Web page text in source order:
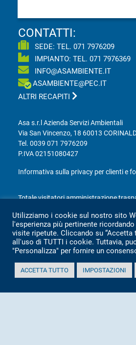
CONTATTI:
SEDE: TEL.071 7976209
IMPIANTO: TEL.071 7976369
INFO@ASAMBIENTE.IT
ASAMBIENTE@PEC.IT
ALTRI RECAPITI
Asa s.r.l Azienda Servizi Ambientali
Via San Vincenzo, 18 60013
Tel.0039 071 7976209
P.IVA 02151080427
Informativa sulla privacy per clienti e
Totale visitatori amministrazione
periodo
visitatori
anno 2025
2.360
anno 2024
2.097
anno 2022
2.373
Utilizziamo i cookie sul nostro sito
l'esperienza più pertinente
visite ripetute. Cliccando su “Accetta
all'uso di TUTTI i cookie. Tuttavia,
"Personalizza" per fornire un
ACCETTA TUTTO IMPOSTAZIONI